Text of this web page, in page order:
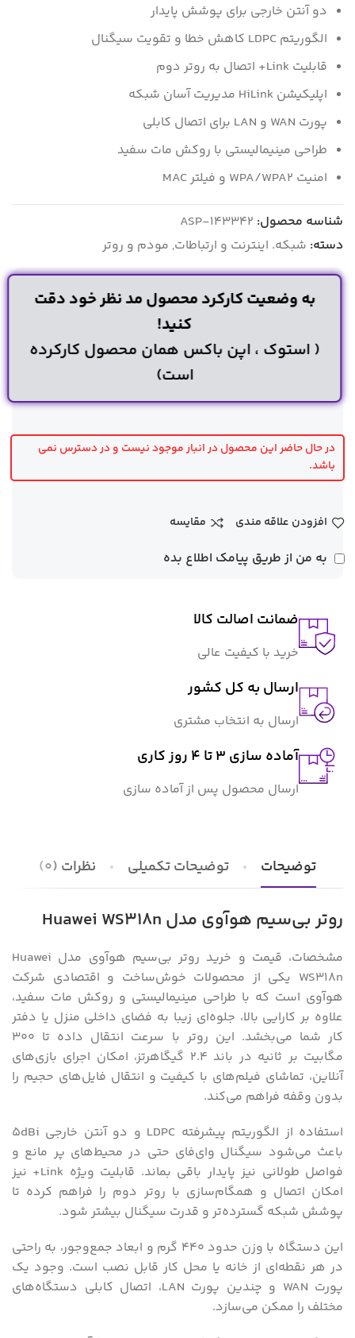
دو آنتن خارجی برای پوشش پایدار
الگوریتم LDPC کاهش خطا و تقویت سیگنال
قابلیت Link+ اتصال به روتر دوم
اپلیکیشن HiLink مدیریت آسان شبکه
پورت WAN و LAN برای اتصال کابلی
طراحی مینیمالیستی با روکش مات سفید
امنیت WPA/WPA2 و فیلتر MAC
شناسه محصول: ASP-143342
دسته: شبکه. اینترنت و ارتباطات, مودم و روتر
به وضعیت کارکرد محصول مد نظر خود دقت
کنید!
( استوک ، اپن باکس همان محصول کارکرده
است)
در حال حاضر این محصول در انبار موجود نیست و در دسترس نمی
باشد.
افزودن علاقه مندی مقایسه
به من از طریق پیامک اطلاع بده
ضمانت اصالت کالا
خرید با کیفیت عالی
ارسال به کل کشور
ارسال به انتخاب مشتری
آماده سازی ۳ تا ۴ روز کاری
ارسال محصول پس از آماده سازی
توضیحات توضیحات تکمیلی نظرات (0)
روتر بی‌سیم هوآوی مدل Huawei WS318n
مشخصات، قیمت و خرید روتر بی‌سیم هوآوی مدل Huawei
WS318n یکی از محصولات خوش‌ساخت و اقتصادی شرکت
هوآوی است که با طراحی مینیمالیستی و روکش مات سفید،
علاوه بر کارایی بالا، جلوه‌ای زیبا به فضای داخلی منزل یا دفتر
کار شما می‌بخشد. این روتر با سرعت انتقال داده تا 300
مگابیت بر ثانیه در باند 2.4 گیگاهرتز، امکان اجرای بازی‌های
آنلاین، تماشای فیلم‌های با کیفیت و انتقال فایل‌های حجیم را
بدون وقفه فراهم می‌کند.
استفاده از الگوریتم پیشرفته LDPC و دو آنتن خارجی 5dBi
باعث می‌شود سیگنال وای‌فای حتی در محیط‌های پر مانع و
فواصل طولانی نیز پایدار باقی بماند. قابلیت ویژه Link+ نیز
امکان اتصال و همگام‌سازی با روتر دوم را فراهم کرده تا
پوشش شبکه گسترده‌تر و قدرت سیگنال بیشتر شود.
این دستگاه با وزن حدود 440 گرم و ابعاد جمع‌وجور، به راحتی
در هر نقطه‌ای از خانه یا محل کار قابل نصب است. وجود یک
پورت WAN و چندین پورت LAN، اتصال کابلی دستگاه‌های
مختلف را ممکن می‌سازد.